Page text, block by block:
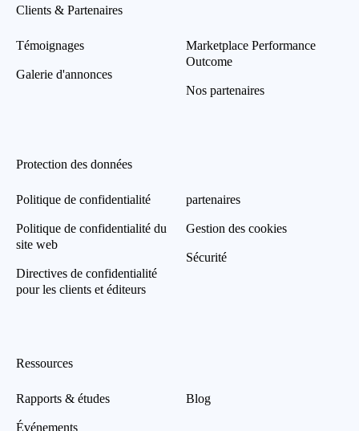
Clients & Partenaires
Témoignages
Galerie d'annonces
Marketplace Performance
Outcome
Nos partenaires
Protection des données
Politique de confidentialité
Politique de confidentialité du
site web
Directives de confidentialité
pour les clients et éditeurs
partenaires
Gestion des cookies
Sécurité
Ressources
Rapports & études
Événements
Blog